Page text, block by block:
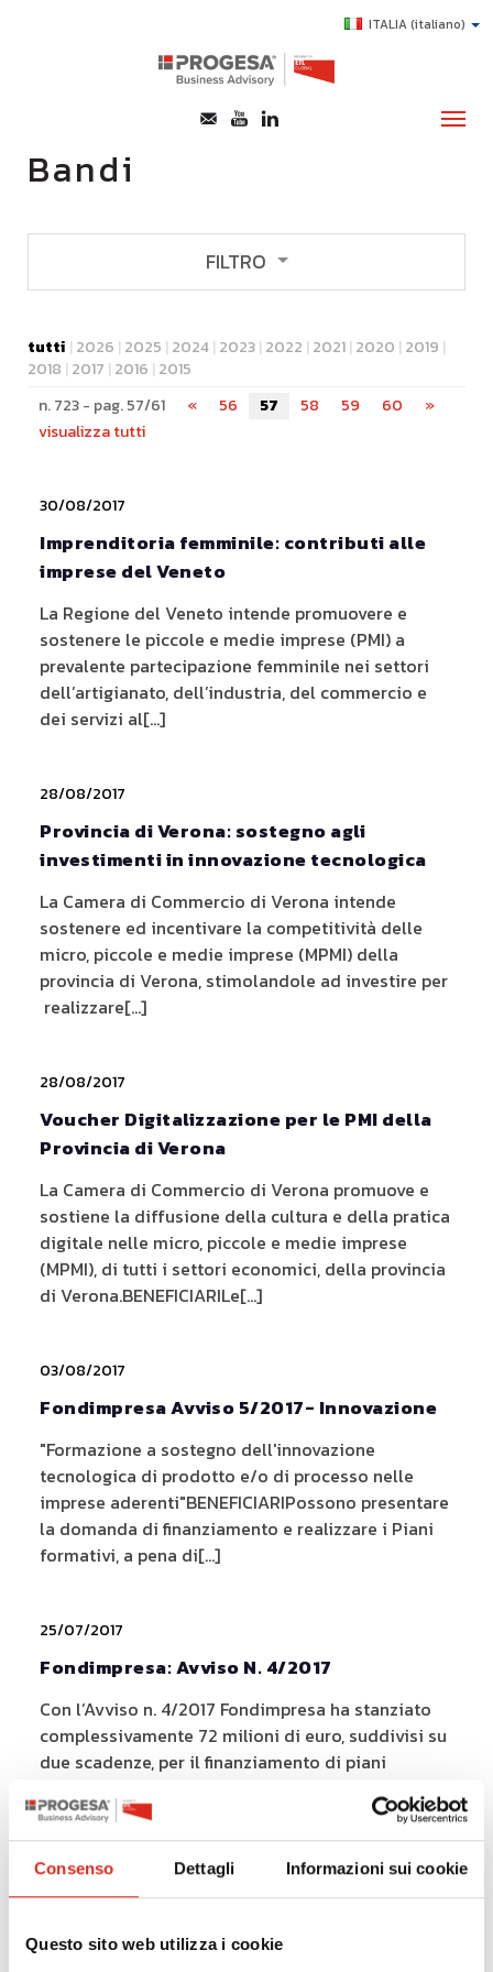
Consenso Dettagli Informazioni sui cookie
Questo sito web utilizza i cookie
ITALIA(italiano)
TOPICS
E-LEARNING
AGEVOLAZIONI
Bandi
FILTRO
emilia romagna
tutti | 2026 | 2025 | 2024| 2023| 2022 | 2021| 2020 | 2019 |
2018 | 2017 | 2016 | 2015
n. 723 - pag. 57/61
« 56 57 58 59 60
»
visualizza tutti
30/08/2017
Imprenditoria femminile: contributi alle
imprese del Veneto
La Regione del Veneto intende promuovere e
sostenere le piccole e medie imprese (PMI) a
prevalente partecipazione femminile nei settori
dell’artigianato, dell’industria, del commercio e
dei servizi al[...]
28/08/2017
Provincia di Verona: sostegno agli
investimenti in innovazione tecnologica
La Camera di Commercio di Verona intende
sostenere ed incentivare la competitività delle
micro, piccole e medie imprese (MPMI) della
provincia di Verona, stimolandole ad investire per
realizzare[...]
28/08/2017
Voucher Digitalizzazione per le PMI della
Provincia di Verona
La Camera di Commercio di Verona promuove e
sostiene la diffusione della cultura e della pratica
digitale nelle micro, piccole e medie imprese
(MPMI), di tutti i settori economici, della provincia
di Verona.BENEFICIARILe[...]
03/08/2017
Fondimpresa Avviso 5/2017- Innovazione
"Formazione a sostegno dell'innovazione
tecnologica di prodotto e/o di processo nelle
imprese aderenti"BENEFICIARIPossono presentare
la domanda di finanziamento e realizzare i Piani
formativi, a pena di[...]
25/07/2017
Fondimpresa: Avviso N. 4/2017
Con l’Avviso n. 4/2017 Fondimpresa ha stanziato
complessivamente 72 milioni di euro, suddivisi su
due scadenze, per il finanziamento di piani
chiave[...]
Lombardia